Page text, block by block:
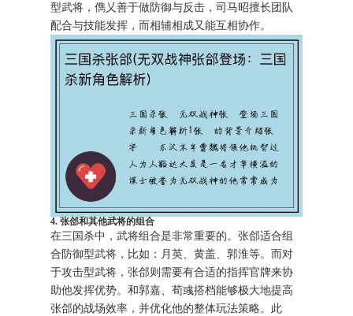
型武将，儁乂善于做防御与反击，司马昭擅长团队
配合与技能发挥，而相辅相成又能互相协作。
4. 张郃和其他武将的组合
在三国杀中，武将组合是非常重要的。张郃适合组
合防御型武将，比如：月英、黄盖、郭淮等。而对
于攻击型武将，张郃则需要有合适的指挥官牌来协
助他发挥优势。和郭嘉、荀彧搭档能够极大地提高
张郃的战场效率，并优化他的整体玩法策略。此